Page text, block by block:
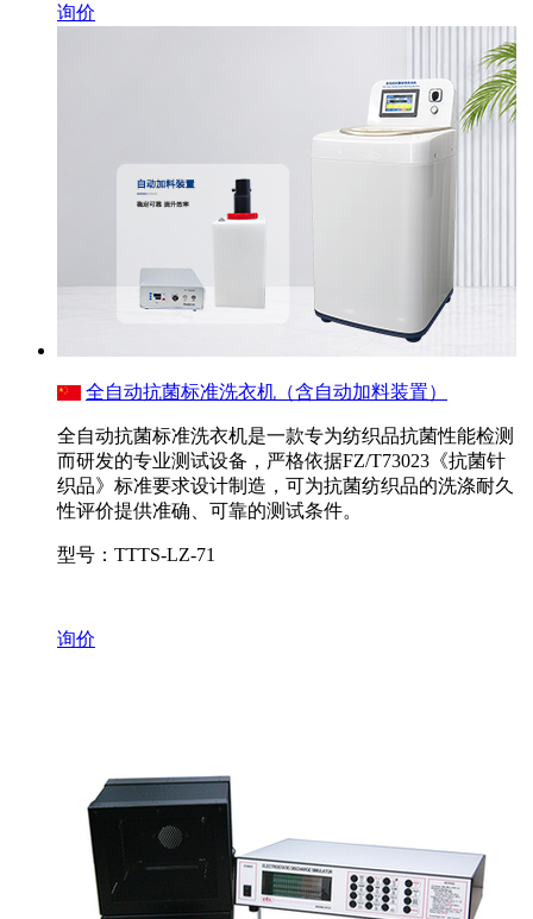
询价
全自动抗菌标准洗衣机（含自动加料装置）
全自动抗菌标准洗衣机是一款专为纺织品抗菌性能检测
而研发的专业测试设备，严格依据FZ/T73023《抗菌针
织品》标准要求设计制造，可为抗菌纺织品的洗涤耐久
性评价提供准确、可靠的测试条件。
型号：TTTS-LZ-71
询价